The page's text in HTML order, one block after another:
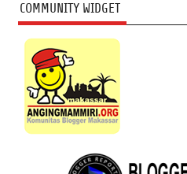
COMMUNITY WIDGET